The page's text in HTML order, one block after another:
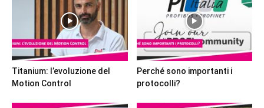
Titanium: l’evoluzione del
Motion Control
Perché sono importanti i
protocolli?